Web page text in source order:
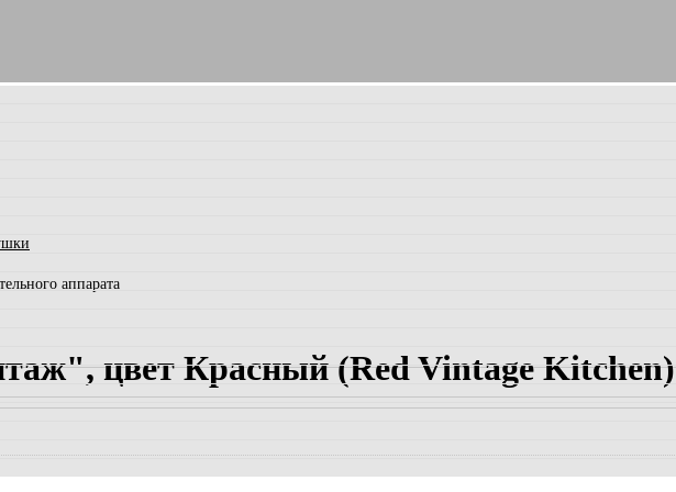
аппарата
цвет Красный (Red Vintage Kitchen)